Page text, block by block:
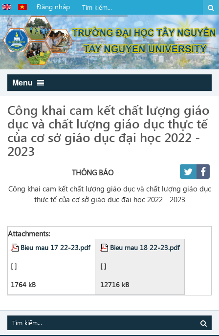
Đăng nhập
Menu
Công khai cam kết chất lượng giáo
dục và chất lượng giáo dục thực tế
của cơ sở giáo dục đại học 2022 -
2023
THÔNG BÁO
Công khai cam kết chất lượng giáo dục và chất lượng giáo dục
thực tế của cơ sở giáo dục đại học 2022 - 2023
Attachments:
Bieu mau 17 22-23.pdf
[ ]
1764 kB
Bieu mau 18 22-23.pdf
[ ]
12716 kB